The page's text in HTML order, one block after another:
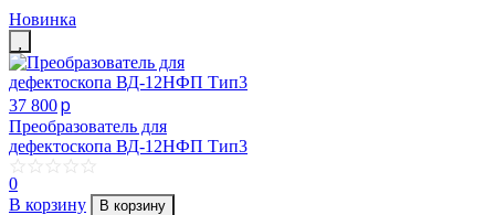
Новинка
37 800p
Преобразователь для
дефектоскопа ВД-12НФП Тип3
0
В корзину
В корзину